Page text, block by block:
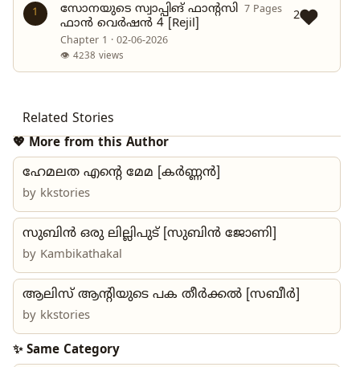
1
സോനയുടെ സ്വാപ്പിങ് ഫാന്റസി
ഫാൻ വെർഷൻ 4 [Rejil]
7 Pages
Chapter 1 · 02-06-2026
👁 4238 views
2
Related Stories
💖 More from this Author
ഹേമലത എന്റെ മേമ [കർണ്ണൻ]
by kkstories
സുബിൻ ഒരു ലില്ലിപുട് [സുബിൻ ജോണി]
by Kambikathakal
ആലിസ് ആന്റിയുടെ പക തീർക്കൽ [സബീർ]
by kkstories
✨ Same Category